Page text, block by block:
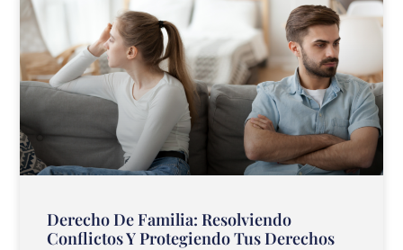
Derecho De Familia: Resolviendo
Conflictos Y Protegiendo Tus Derechos